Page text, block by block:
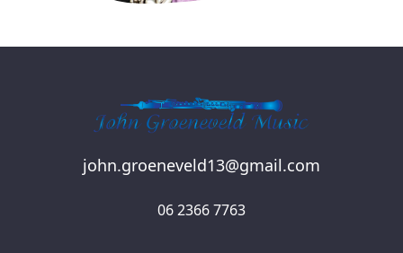
john.groeneveld13@gmail.com
06 2366 7763